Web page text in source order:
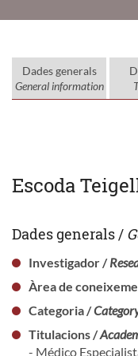
Dades generals
General information
Escoda
Dades generals /
Investigador /
Àrea de
Categoria /
Titulacions /
- Médico